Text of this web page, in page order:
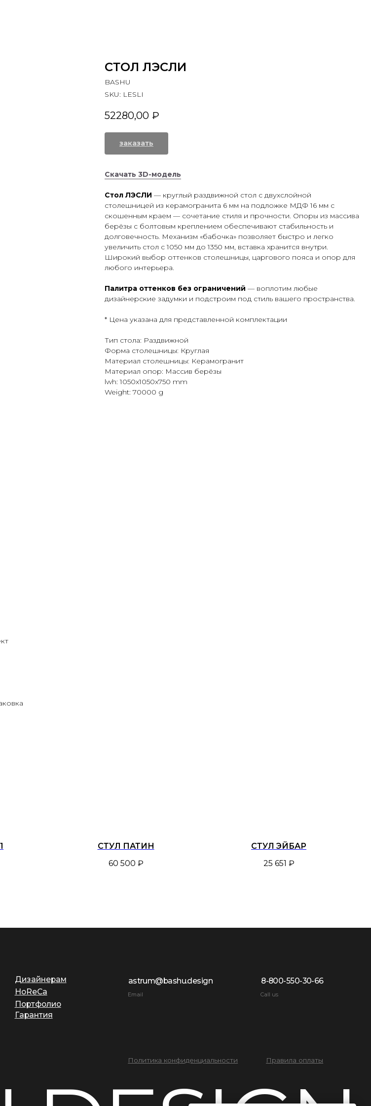
СТОЛ ЛЭСЛИ
BASHU
SKU: LESLI
52280,00 ₽
заказать
Скачать 3D-модель
Стол ЛЭСЛИ — круглый раздвижной стол с двухслойной
столешницей из керамогранита 6 мм на подложке МДФ 16 мм с
скошенным краем — сочетание стиля и прочности. Опоры из массива
берёзы с болтовым креплением обеспечивают стабильность и
долговечность. Механизм «бабочка» позволяет быстро и легко
увеличить стол с 1050 мм до 1350 мм, вставка хранится внутри.
Широкий выбор оттенков столешницы, царгового пояса и опор для
любого интерьера.
Палитра оттенков без ограничений — воплотим любые
дизайнерские задумки и подстроим под стиль вашего пространства.
* Цена указана для представленной комплектации
Тип стола: Раздвижной
Форма столешницы: Круглая
Материал столешницы: Керамогранит
Материал опор: Массив берёзы
lwh: 1050x1050x750 mm
Weight: 70000 g
СТУЛ ПАТИН
60 500 ₽
СТУЛ ЭЙБАР
25 651 ₽